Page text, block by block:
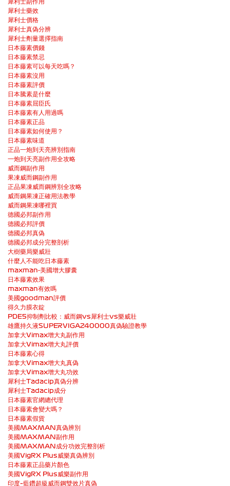
犀利士副作用
犀利士藥效
犀利士價格
犀利士真偽分辨
犀利士劑量選擇指南
日本藤素價錢
日本藤素禁忌
日本藤素可以每天吃嗎？
日本藤素沒用
日本藤素評價
日本騰素是什麼
日本藤素屈臣氏
日本藤素有人用過嗎
日本藤素正品
日本藤素如何使用？
日本藤素味道
正品一炮到天亮辨別指南
一炮到天亮副作用全攻略
威而鋼副作用
果凍威而鋼副作用
正品果凍威而鋼辨別全攻略
威而鋼果凍正確用法教學
威而鋼果凍哪裡買
德國必邦副作用
德國必邦評價
德國必邦真偽
德國必邦成分完整剖析
大樹藥局樂威壯
什麼人不能吃日本藤素
maxman-美國增大膠囊
日本藤素效果
maxman有效嗎
美國goodman評價
得久力膜衣錠
PDE5抑制劑比較：威而鋼vs犀利士vs樂威壯
雄鷹持久液SUPERVIGA240000真偽驗證教學
加拿大Vimax增大丸副作用
加拿大Vimax增大丸評價
日本藤素心得
加拿大Vimax增大丸真偽
加拿大Vimax增大丸功效
犀利士Tadacip真偽分辨
犀利士Tadacip成分
日本藤素官網總代理
日本藤素會變大嗎？
日本藤素假貨
美國MAXMAN真偽辨別
美國MAXMAN副作用
美國MAXMAN成分功效完整剖析
美國VigRX Plus威樂真偽辨別
日本藤素正品藥片顏色
美國VigRX Plus威樂副作用
印度–藍鑽超級威而鋼雙效片真偽